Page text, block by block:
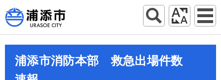
浦添市消防本部 救急出場件数